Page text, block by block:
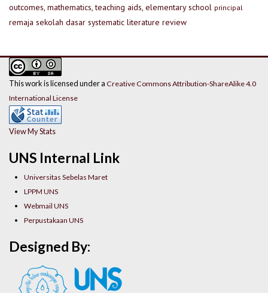
outcomes, mathematics, teaching aids, elementary school principal
remaja sekolah dasar systematic literature review
UNS Internal Link
Universitas Sebelas Maret
LPPM UNS
Webmail UNS
Perpustakaan UNS
This work is licensed under a Creative Commons Attribution-ShareAlike 4.0
International License
View My Stats
Designed By: